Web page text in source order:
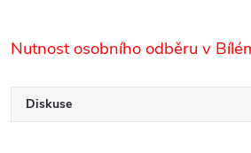
Nutnost osobního odběru v
Diskuse